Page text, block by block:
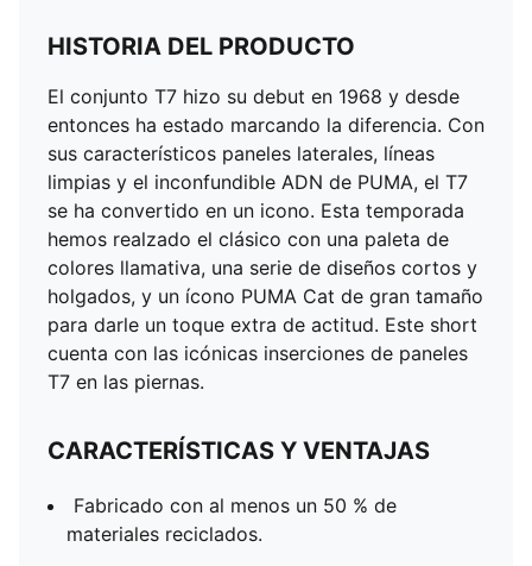
HISTORIA DEL PRODUCTO
El conjunto T7 hizo su debut en 1968 y desde
entonces ha estado marcando la diferencia. Con
sus característicos paneles laterales, líneas
limpias y el inconfundible ADN de PUMA, el T7
se ha convertido en un icono. Esta temporada
hemos realzado el clásico con una paleta de
colores llamativa, una serie de diseños cortos y
holgados, y un ícono PUMA Cat de gran tamaño
para darle un toque extra de actitud. Este short
cuenta con las icónicas inserciones de paneles
T7 en las piernas.
CARACTERÍSTICAS Y VENTAJAS
Fabricado con al menos un 50 % de
materiales reciclados.